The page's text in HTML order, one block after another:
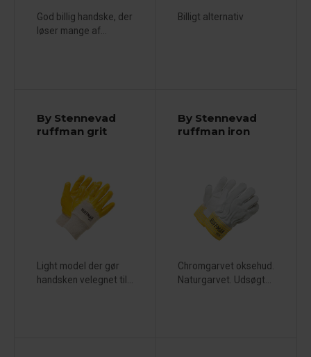
God billig handske, der
løser mange af...
Billigt alternativ
By Stennevad
ruffman grit
Light model der gør
handsken velegnet til...
By Stennevad
ruffman iron
Chromgarvet oksehud.
Naturgarvet. Udsøgt...